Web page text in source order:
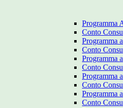
Programma
Conto
Programma
Conto
Programma
Conto
Programma
Conto
Programma
Conto